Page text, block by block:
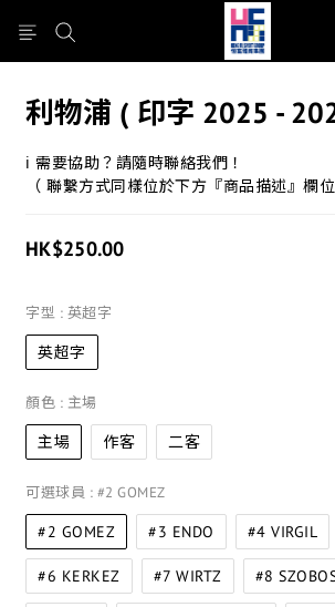
利物浦 ( 印字 2025 -
ℹ 需要協助？請隨時聯絡我們！
（ 聯繫方式同樣位於下方『商品描述』欄位
HK$250.00
字型 : 英超字
英超字
顏色 : 主場
主場 作客 二客
可選球員 : #2 GOMEZ
#2 GOMEZ #3 ENDO #4 VIRGIL
#6 KERKEZ #7 WIRTZ #8